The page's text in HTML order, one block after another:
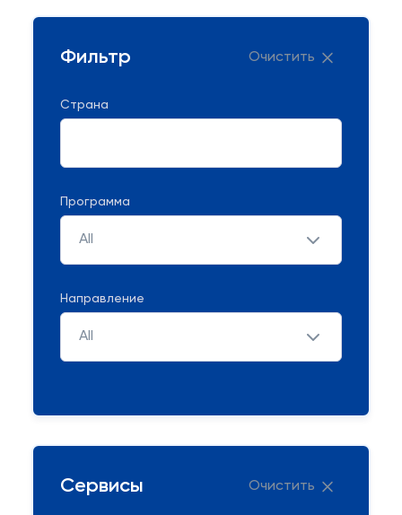
Фильтр Очистить
Страна
Программа
All
Направление
All
Сервисы Очистить